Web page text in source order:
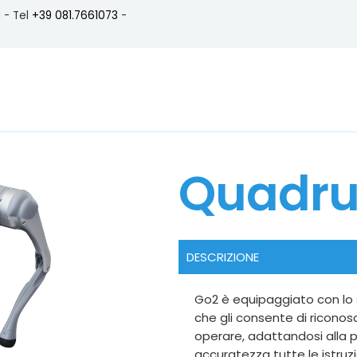
- Tel +39 081.7661073 -
DESCRIZIONE
Go2 è equipaggiato con lo
che gli consente di
operare, adattandosi alla